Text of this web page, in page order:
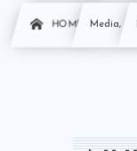
HOME Media, …